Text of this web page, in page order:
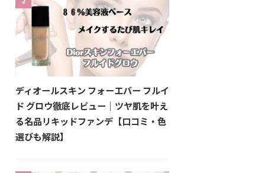
ディオールスキン フォーエバー フルイ
ド グロウ徹底レビュー｜ツヤ肌を叶え
る名品リキッドファンデ【口コミ・色
選びも解説】